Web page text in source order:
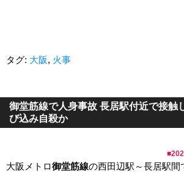
タグ: 大阪, 火事
御堂筋線で人身事故 長居駅付近で接触
び込み自殺か
■
大阪メトロ御堂筋線の西田辺駅～長居駅間